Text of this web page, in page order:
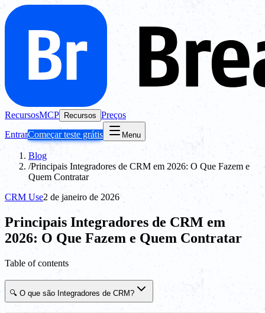
RecursosMCP Recursos Preços
EntrarComeçar teste grátis Menu
Blog
/Principais Integradores de CRM em 2026: O Que Fazem e
Quem Contratar
CRM Use2 de janeiro de 2026
Principais Integradores de CRM em
2026: O Que Fazem e Quem Contratar
Table of contents
🔍 O que são Integradores de CRM?